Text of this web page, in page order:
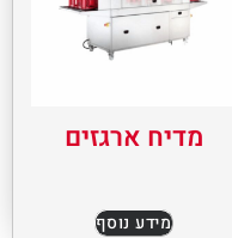
מדיח ארגזים
מידע נוסף